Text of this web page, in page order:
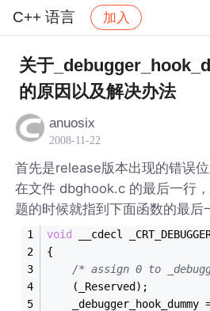
C++ 语言 加入
社区 C++ 语言 帖子详情
关于
的原因以及解决办法
anuosix
2008-11-22
首先是release版本出现的错误位
在文件 dbghook.c 的最后一行
题的时候就指到下面函数的最后
void __cdecl
{
/* assign 0 to
    (_Reserved);
_debugger_hook_dummy